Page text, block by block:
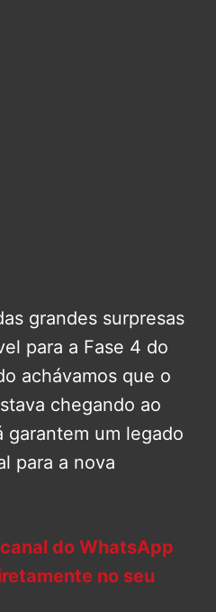
grandes surpresas
para a Fase 4 do
achávamos que o
chegando ao
garantem um legado
para a nova
do WhatsApp
no seu